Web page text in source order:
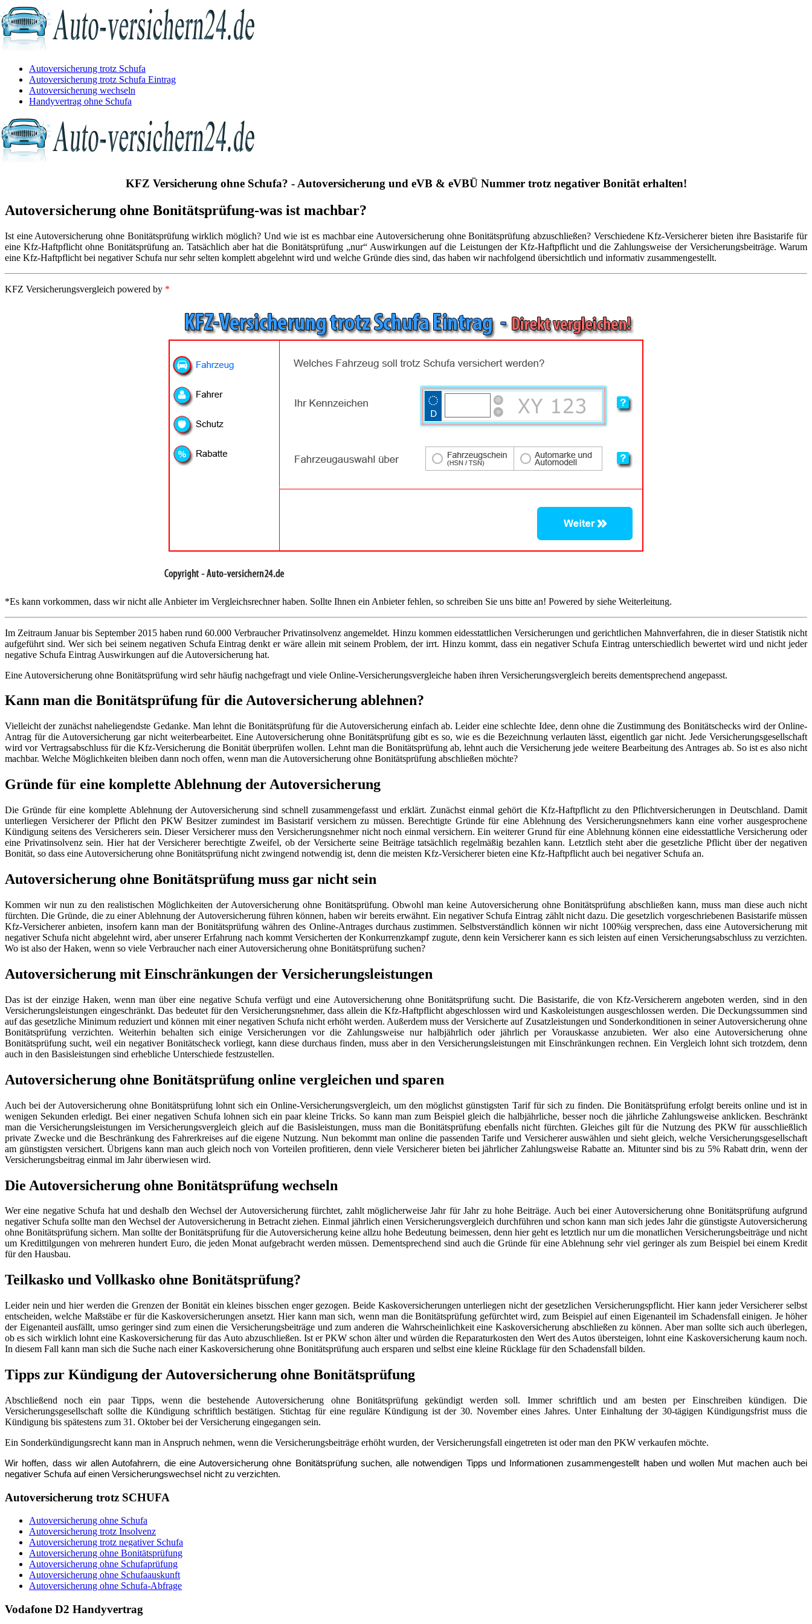
Autoversicherung trotz Schufa
Autoversicherung trotz Schufa Eintrag
Autoversicherung wechseln
Handyvertrag ohne Schufa
KFZ Versicherung ohne Schufa? - Autoversicherung und eVB & eVBÜ Nummer trotz negativer Bonität erhalten!
Autoversicherung ohne Bonitätsprüfung-was ist machbar?
Ist eine Autoversicherung ohne Bonitätsprüfung wirklich möglich? Und wie ist es machbar eine Autoversicherung ohne Bonitätsprüfung abzuschließen? Verschiedene Kfz-Versicherer bieten ihre Basistarife für
eine Kfz-Haftpflicht ohne Bonitätsprüfung an. Tatsächlich aber hat die Bonitätsprüfung „nur“ Auswirkungen auf die Leistungen der Kfz-Haftpflicht und die Zahlungsweise der Versicherungsbeiträge. Warum
eine Kfz-Haftpflicht bei negativer Schufa nur sehr selten komplett abgelehnt wird und welche Gründe dies sind, das haben wir nachfolgend übersichtlich und informativ zusammengestellt.
KFZ Versicherungsvergleich powered by *
*Es kann vorkommen, dass wir nicht alle Anbieter im Vergleichsrechner haben. Sollte Ihnen ein Anbieter fehlen, so schreiben Sie uns bitte an! Powered by siehe Weiterleitung.
Im Zeitraum Januar bis September 2015 haben rund 60.000 Verbraucher Privatinsolvenz angemeldet. Hinzu kommen eidesstattlichen Versicherungen und gerichtlichen Mahnverfahren, die in dieser Statistik nicht
aufgeführt sind. Wer sich bei seinem negativen Schufa Eintrag denkt er wäre allein mit seinem Problem, der irrt. Hinzu kommt, dass ein negativer Schufa Eintrag unterschiedlich bewertet wird und nicht jeder
negative Schufa Eintrag Auswirkungen auf die Autoversicherung hat.
Eine Autoversicherung ohne Bonitätsprüfung wird sehr häufig nachgefragt und viele Online-Versicherungsvergleiche haben ihren Versicherungsvergleich bereits dementsprechend angepasst.
Kann man die Bonitätsprüfung für die Autoversicherung ablehnen?
Vielleicht der zunächst naheliegendste Gedanke. Man lehnt die Bonitätsprüfung für die Autoversicherung einfach ab. Leider eine schlechte Idee, denn ohne die Zustimmung des Bonitätschecks wird der Online-
Antrag für die Autoversicherung gar nicht weiterbearbeitet. Eine Autoversicherung ohne Bonitätsprüfung gibt es so, wie es die Bezeichnung verlauten lässt, eigentlich gar nicht. Jede Versicherungsgesellschaft
wird vor Vertragsabschluss für die Kfz-Versicherung die Bonität überprüfen wollen. Lehnt man die Bonitätsprüfung ab, lehnt auch die Versicherung jede weitere Bearbeitung des Antrages ab. So ist es also nicht
machbar. Welche Möglichkeiten bleiben dann noch offen, wenn man die Autoversicherung ohne Bonitätsprüfung abschließen möchte?
Gründe für eine komplette Ablehnung der Autoversicherung
Die Gründe für eine komplette Ablehnung der Autoversicherung sind schnell zusammengefasst und erklärt. Zunächst einmal gehört die Kfz-Haftpflicht zu den Pflichtversicherungen in Deutschland. Damit
unterliegen Versicherer der Pflicht den PKW Besitzer zumindest im Basistarif versichern zu müssen. Berechtigte Gründe für eine Ablehnung des Versicherungsnehmers kann eine vorher ausgesprochene
Kündigung seitens des Versicherers sein. Dieser Versicherer muss den Versicherungsnehmer nicht noch einmal versichern. Ein weiterer Grund für eine Ablehnung können eine eidesstattliche Versicherung oder
eine Privatinsolvenz sein. Hier hat der Versicherer berechtigte Zweifel, ob der Versicherte seine Beiträge tatsächlich regelmäßig bezahlen kann. Letztlich steht aber die gesetzliche Pflicht über der negativen
Bonität, so dass eine Autoversicherung ohne Bonitätsprüfung nicht zwingend notwendig ist, denn die meisten Kfz-Versicherer bieten eine Kfz-Haftpflicht auch bei negativer Schufa an.
Autoversicherung ohne Bonitätsprüfung muss gar nicht sein
Kommen wir nun zu den realistischen Möglichkeiten der Autoversicherung ohne Bonitätsprüfung. Obwohl man keine Autoversicherung ohne Bonitätsprüfung abschließen kann, muss man diese auch nicht
fürchten. Die Gründe, die zu einer Ablehnung der Autoversicherung führen können, haben wir bereits erwähnt. Ein negativer Schufa Eintrag zählt nicht dazu. Die gesetzlich vorgeschriebenen Basistarife müssen
Kfz-Versicherer anbieten, insofern kann man der Bonitätsprüfung währen des Online-Antrages durchaus zustimmen. Selbstverständlich können wir nicht 100%ig versprechen, dass eine Autoversicherung mit
negativer Schufa nicht abgelehnt wird, aber unserer Erfahrung nach kommt Versicherten der Konkurrenzkampf zugute, denn kein Versicherer kann es sich leisten auf einen Versicherungsabschluss zu verzichten.
Wo ist also der Haken, wenn so viele Verbraucher nach einer Autoversicherung ohne Bonitätsprüfung suchen?
Autoversicherung mit Einschränkungen der Versicherungsleistungen
Das ist der einzige Haken, wenn man über eine negative Schufa verfügt und eine Autoversicherung ohne Bonitätsprüfung sucht. Die Basistarife, die von Kfz-Versicherern angeboten werden, sind in den
Versicherungsleistungen eingeschränkt. Das bedeutet für den Versicherungsnehmer, dass allein die Kfz-Haftpflicht abgeschlossen wird und Kaskoleistungen ausgeschlossen werden. Die Deckungssummen sind
auf das gesetzliche Minimum reduziert und können mit einer negativen Schufa nicht erhöht werden. Außerdem muss der Versicherte auf Zusatzleistungen und Sonderkonditionen in seiner Autoversicherung ohne
Bonitätsprüfung verzichten. Weiterhin behalten sich einige Versicherungen vor die Zahlungsweise nur halbjährlich oder jährlich per Vorauskasse anzubieten. Wer also eine Autoversicherung ohne
Bonitätsprüfung sucht, weil ein negativer Bonitätscheck vorliegt, kann diese durchaus finden, muss aber in den Versicherungsleistungen mit Einschränkungen rechnen. Ein Vergleich lohnt sich trotzdem, denn
auch in den Basisleistungen sind erhebliche Unterschiede festzustellen.
Autoversicherung ohne Bonitätsprüfung online vergleichen und sparen
Auch bei der Autoversicherung ohne Bonitätsprüfung lohnt sich ein Online-Versicherungsvergleich, um den möglichst günstigsten Tarif für sich zu finden. Die Bonitätsprüfung erfolgt bereits online und ist in
wenigen Sekunden erledigt. Bei einer negativen Schufa lohnen sich ein paar kleine Tricks. So kann man zum Beispiel gleich die halbjährliche, besser noch die jährliche Zahlungsweise anklicken. Beschränkt
man die Versicherungsleistungen im Versicherungsvergleich gleich auf die Basisleistungen, muss man die Bonitätsprüfung ebenfalls nicht fürchten. Gleiches gilt für die Nutzung des PKW für ausschließlich
private Zwecke und die Beschränkung des Fahrerkreises auf die eigene Nutzung. Nun bekommt man online die passenden Tarife und Versicherer auswählen und sieht gleich, welche Versicherungsgesellschaft
am günstigsten versichert. Übrigens kann man auch gleich noch von Vorteilen profitieren, denn viele Versicherer bieten bei jährlicher Zahlungsweise Rabatte an. Mitunter sind bis zu 5% Rabatt drin, wenn der
Versicherungsbeitrag einmal im Jahr überwiesen wird.
Die Autoversicherung ohne Bonitätsprüfung wechseln
Wer eine negative Schufa hat und deshalb den Wechsel der Autoversicherung fürchtet, zahlt möglicherweise Jahr für Jahr zu hohe Beiträge. Auch bei einer Autoversicherung ohne Bonitätsprüfung aufgrund
negativer Schufa sollte man den Wechsel der Autoversicherung in Betracht ziehen. Einmal jährlich einen Versicherungsvergleich durchführen und schon kann man sich jedes Jahr die günstigste Autoversicherung
ohne Bonitätsprüfung sichern. Man sollte der Bonitätsprüfung für die Autoversicherung keine allzu hohe Bedeutung beimessen, denn hier geht es letztlich nur um die monatlichen Versicherungsbeiträge und nicht
um Kredittilgungen von mehreren hundert Euro, die jeden Monat aufgebracht werden müssen. Dementsprechend sind auch die Gründe für eine Ablehnung sehr viel geringer als zum Beispiel bei einem Kredit
für den Hausbau.
Teilkasko und Vollkasko ohne Bonitätsprüfung?
Leider nein und hier werden die Grenzen der Bonität ein kleines bisschen enger gezogen. Beide Kaskoversicherungen unterliegen nicht der gesetzlichen Versicherungspflicht. Hier kann jeder Versicherer selbst
entscheiden, welche Maßstäbe er für die Kaskoversicherungen ansetzt. Hier kann man sich, wenn man die Bonitätsprüfung gefürchtet wird, zum Beispiel auf einen Eigenanteil im Schadensfall einigen. Je höher
der Eigenanteil ausfällt, umso geringer sind zum einen die Versicherungsbeiträge und zum anderen die Wahrscheinlichkeit eine Kaskoversicherung abschließen zu können. Aber man sollte sich auch überlegen,
ob es sich wirklich lohnt eine Kaskoversicherung für das Auto abzuschließen. Ist er PKW schon älter und würden die Reparaturkosten den Wert des Autos übersteigen, lohnt eine Kaskoversicherung kaum noch.
In diesem Fall kann man sich die Suche nach einer Kaskoversicherung ohne Bonitätsprüfung auch ersparen und selbst eine kleine Rücklage für den Schadensfall bilden.
Tipps zur Kündigung der Autoversicherung ohne Bonitätsprüfung
Abschließend noch ein paar Tipps, wenn die bestehende Autoversicherung ohne Bonitätsprüfung gekündigt werden soll. Immer schriftlich und am besten per Einschreiben kündigen. Die
Versicherungsgesellschaft sollte die Kündigung schriftlich bestätigen. Stichtag für eine reguläre Kündigung ist der 30. November eines Jahres. Unter Einhaltung der 30-tägigen Kündigungsfrist muss die
Kündigung bis spätestens zum 31. Oktober bei der Versicherung eingegangen sein.
Ein Sonderkündigungsrecht kann man in Anspruch nehmen, wenn die Versicherungsbeiträge erhöht wurden, der Versicherungsfall eingetreten ist oder man den PKW verkaufen möchte.
Wir hoffen, dass wir allen Autofahrern, die eine Autoversicherung ohne Bonitätsprüfung suchen, alle notwendigen Tipps und Informationen zusammengestellt haben und wollen Mut machen auch bei
negativer Schufa auf einen Versicherungswechsel nicht zu verzichten.
Autoversicherung trotz SCHUFA
Autoversicherung ohne Schufa
Autoversicherung trotz Insolvenz
Autoversicherung trotz negativer Schufa
Autoversicherung ohne Bonitätsprüfung
Autoversicherung ohne Schufaprüfung
Autoversicherung ohne Schufaauskunft
Autoversicherung ohne Schufa-Abfrage
Vodafone D2 Handyvertrag